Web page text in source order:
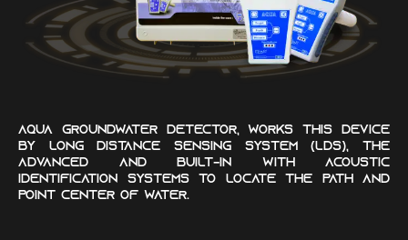
AQUA Groundwater Detector, works this device
by long distance sensing system (LDS), the
advanced and built-in with acoustic
identification systems to locate the path and
point center of water.